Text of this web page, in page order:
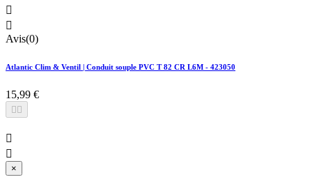


Avis(0)
Atlantic Clim & Ventil | Conduit souple PVC T 82 CR L6M - 423050
15,99 €
 


×